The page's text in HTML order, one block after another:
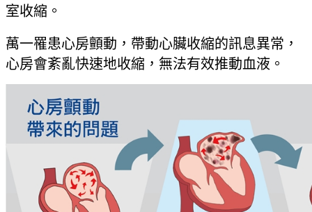
室收縮。
萬一罹患心房顫動，帶動心臟收縮的訊息異常，
心房會紊亂快速地收縮，無法有效推動血液。